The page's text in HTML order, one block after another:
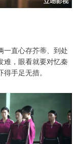
一直心存芥蒂、到处
难，眼看就要对忆秦
手足无措。